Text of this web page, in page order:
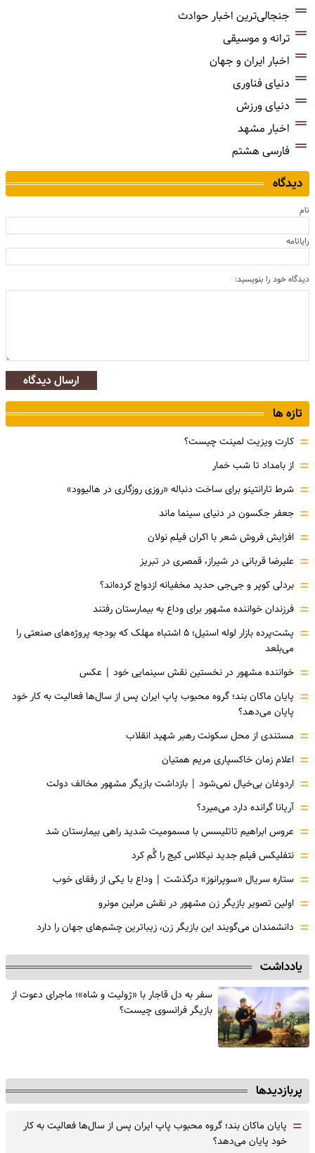
جنجالی‌ترین اخبار حوادث
ترانه و موسیقی
اخبار ایران و جهان
دنیای فناوری
دنیای ورزش
اخبار مشهد
فارسی هشتم
دیدگاه
نام
رایانامه
دیدگاه خود را بنویسید:
ارسال دیدگاه
تازه ها
= کارت ویزیت لمینت چیست؟
= از بامداد تا شب خمار
= شرط تارانتینو برای ساخت دنباله «روزی روزگاری در هالیوود»
= جعفر جکسون در دنیای سینما ماند
= افزایش فروش شعر با اکران فیلم نولان
= علیرضا قربانی در شیراز، قمصری در تبریز
= بردلی کوپر و جی‌جی حدید مخفیانه ازدواج کرده‌اند؟
= فرزندان خواننده مشهور برای وداع به بیمارستان رفتند
=
پشت‌پرده بازار لوله استیل؛ ۵ اشتباه مهلک که بودجه پروژه‌های صنعتی را
می‌بلعد
= خواننده مشهور در نخستین نقش سینمایی خود |‌ عکس
= پایان ماکان بند؛ گروه محبوب پاپ ایران پس از سال‌ها فعالیت به کار خود
پایان می‌دهد؟
= مستندی از محل سکونت رهبر شهید انقلاب
= اعلام زمان خاکسپاری مریم همتیان
= اردوغان بی‌خیال نمی‌شود | بازداشت بازیگر مشهور مخالف دولت
= آریانا گرانده دارد می‌میرد؟
= عروس ابراهیم تاتلیسس با مسمومیت شدید راهی بیمارستان شد
= نتفلیکس فیلم جدید نیکلاس کیج را گُم کرد
= ستاره سریال «سوپرانوز» درگذشت | وداع با یکی از رفقای خوب
= اولین تصویر بازیگر زن مشهور در نقش مرلین مونرو
= دانشمندان می‌گویند این بازیگر زن، زیباترین چشم‌های جهان را دارد
یادداشت
سفر به دل قاجار با «ژولیت و شاه»؛ ماجرای دعوت از
‌بازیگر فرانسوی چیست؟
پربازدیدها
= پایان ماکان بند؛ گروه محبوب پاپ ایران پس از سال‌ها فعالیت به کار
خود پایان می‌دهد؟